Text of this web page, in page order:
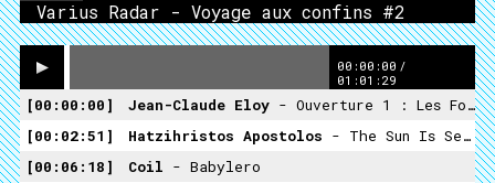
Varius Radar - Voyage aux confins #2
00:00:00 /
01:01:29
00:00:00 Jean-Claude Eloy - Ouverture 1 : Les Foules De La Mémoire
00:02:51
Hatzihristos Apostolos - The Sun Is Setting On The World
00:06:18
Coil - Babylero